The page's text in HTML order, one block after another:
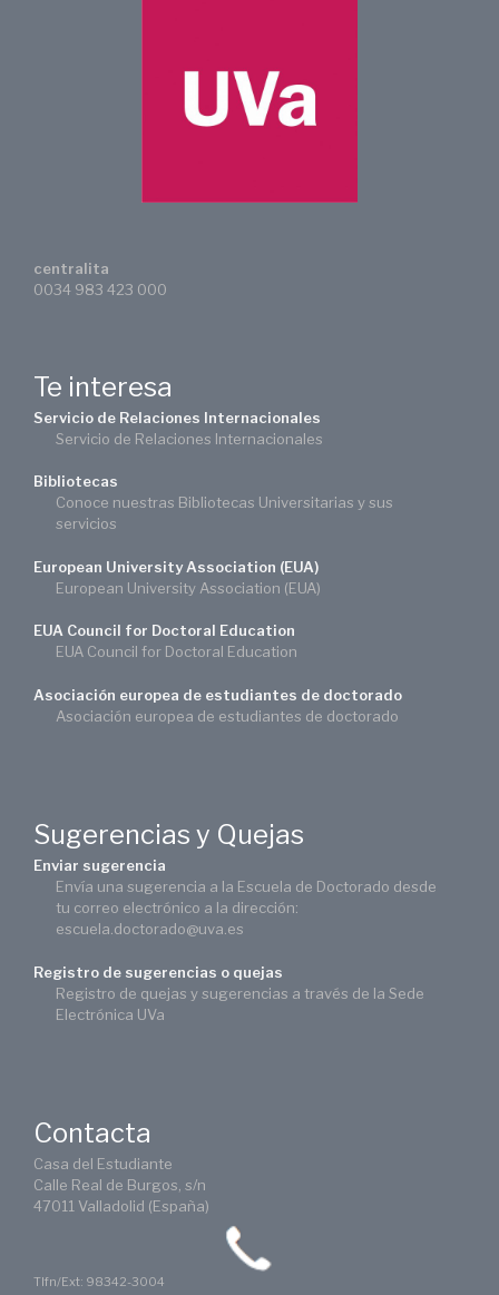
centralita
0034 983 423 000
Te interesa
Servicio de Relaciones Internacionales
Servicio de Relaciones Internacionales
Bibliotecas
Conoce nuestras Bibliotecas Universitarias y sus
servicios
European University Association (EUA)
European University Association (EUA)
EUA Council for Doctoral Education
EUA Council for Doctoral Education
Asociación europea de estudiantes de doctorado
Asociación europea de estudiantes de doctorado
Sugerencias y Quejas
Enviar sugerencia
Envía una sugerencia a la Escuela de Doctorado desde
tu correo electrónico a la dirección:
escuela.doctorado@uva.es
Registro de sugerencias o quejas
Registro de quejas y sugerencias a través de la Sede
Electrónica UVa
Contacta
Casa del Estudiante
Calle Real de Burgos, s/n
47011 Valladolid (España)
Tlfn/Ext: 98342-3004